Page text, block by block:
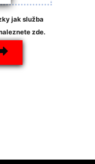
jak služba
zde.